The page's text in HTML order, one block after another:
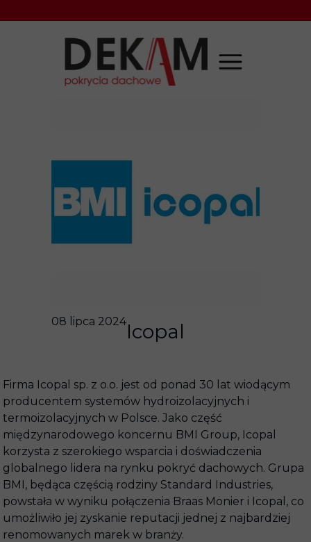
08 lipca 2024Icopal
Firma Icopal sp. z o.o. jest od ponad 30 lat wiodącym
producentem systemów hydroizolacyjnych i
termoizolacyjnych w Polsce. Jako część
międzynarodowego koncernu BMI Group, Icopal
korzysta z szerokiego wsparcia i doświadczenia
globalnego lidera na rynku pokryć dachowych. Grupa
BMI, będąca częścią rodziny Standard Industries,
powstała w wyniku połączenia Braas Monier i Icopal, co
umożliwiło jej zyskanie reputacji jednej z najbardziej
renomowanych marek w branży.